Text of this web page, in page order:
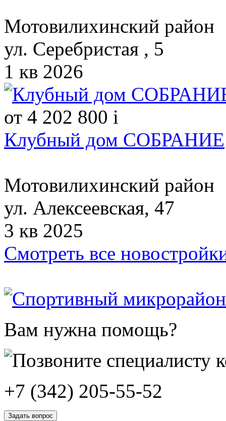
Мотовилихинский район
ул. Серебристая , 5
1 кв 2026
от 4 202 800 i
Клубный дом СОБРАНИЕ
Мотовилихинский район
ул. Алексеевская, 47
3 кв 2025
Смотреть все
Вам нужна помощь?
+7 (342) 205-55-52
Задать вопрос